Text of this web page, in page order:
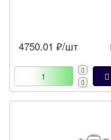
4750.01 ₽/шт